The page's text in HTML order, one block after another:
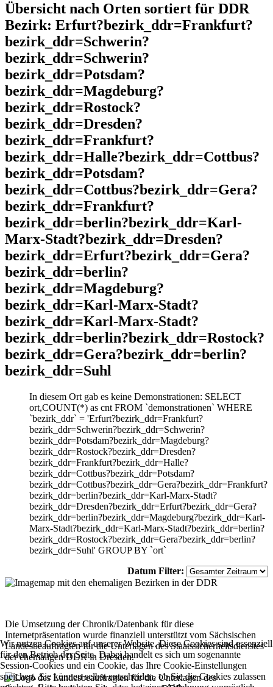
Übersicht nach Orten sortiert für DDR
Bezirk: Erfurt?bezirk_ddr=Frankfurt?
bezirk_ddr=Schwerin?
bezirk_ddr=Schwerin?
bezirk_ddr=Potsdam?
bezirk_ddr=Magdeburg?
bezirk_ddr=Rostock?
bezirk_ddr=Dresden?
bezirk_ddr=Frankfurt?
bezirk_ddr=Halle?bezirk_ddr=Cottbus?
bezirk_ddr=Potsdam?
bezirk_ddr=Cottbus?bezirk_ddr=Gera?
bezirk_ddr=Frankfurt?
bezirk_ddr=berlin?bezirk_ddr=Karl-
Marx-Stadt?bezirk_ddr=Dresden?
bezirk_ddr=Erfurt?bezirk_ddr=Gera?
bezirk_ddr=berlin?
bezirk_ddr=Magdeburg?
bezirk_ddr=Karl-Marx-Stadt?
bezirk_ddr=Karl-Marx-Stadt?
bezirk_ddr=berlin?bezirk_ddr=Rostock?
bezirk_ddr=Gera?bezirk_ddr=berlin?
bezirk_ddr=Suhl
In diesem Ort gab es keine Demonstrationen: SELECT
ort,COUNT(*) as cnt FROM `demonstrationen` WHERE
`bezirk_ddr` = 'Erfurt?bezirk_ddr=Frankfurt?
bezirk_ddr=Schwerin?bezirk_ddr=Schwerin?
bezirk_ddr=Potsdam?bezirk_ddr=Magdeburg?
bezirk_ddr=Rostock?bezirk_ddr=Dresden?
bezirk_ddr=Frankfurt?bezirk_ddr=Halle?
bezirk_ddr=Cottbus?bezirk_ddr=Potsdam?
bezirk_ddr=Cottbus?bezirk_ddr=Gera?bezirk_ddr=Frankfurt?
bezirk_ddr=berlin?bezirk_ddr=Karl-Marx-Stadt?
bezirk_ddr=Dresden?bezirk_ddr=Erfurt?bezirk_ddr=Gera?
bezirk_ddr=berlin?bezirk_ddr=Magdeburg?bezirk_ddr=Karl-
Marx-Stadt?bezirk_ddr=Karl-Marx-Stadt?bezirk_ddr=berlin?
bezirk_ddr=Rostock?bezirk_ddr=Gera?bezirk_ddr=berlin?
bezirk_ddr=Suhl' GROUP BY `ort`
Datum Filter:
Die Umsetzung der Chronik/Datenbank für diese
Internetpräsentation wurde finanziell unterstützt vom Sächsischen
Landesbeauftragten für die Unterlagen des Staatssicherheitsdienstes
der ehemaligen DDR in Dresden.
Wir nutzen Cookies auf unserer Website. Diese Cookies sind essenziell
für den Betrieb der Seite. Dabei handelt es sich um sogenannte
Session-Cookies und ein Cookie, das Ihre Cookie-Einstellungen
speichert. Sie können selbst entscheiden, ob Sie die Cookies zulassen